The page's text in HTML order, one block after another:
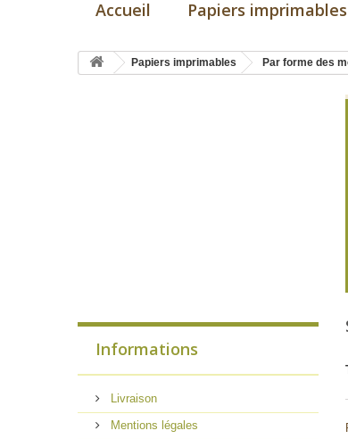
Accueil Papiers imprimables
Papiers imprimables Par forme des
Informations
Livraison
Mentions légales